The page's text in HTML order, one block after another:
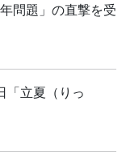
問題」の直撃を受
立夏（りっ